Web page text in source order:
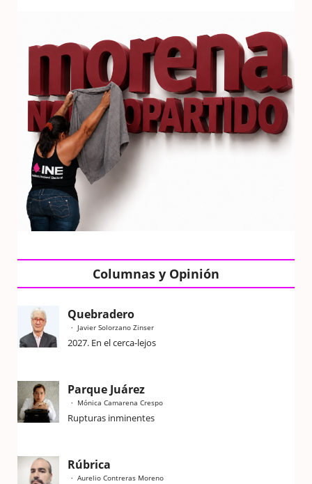
Columnas y Opinión
Quebradero
Javier Solorzano Zinser
2027. En el cerca-lejos
Parque Juárez
Mónica Camarena Crespo
Rupturas inminentes
Rúbrica
Aurelio Contreras Moreno